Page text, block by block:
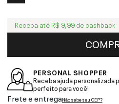
Receba até R$ 9,99 de cashback
PERSONAL SHOPPER
Receba ajuda personalizada
perfeito para você!
Frete e entregaNão sabe seu CEP?